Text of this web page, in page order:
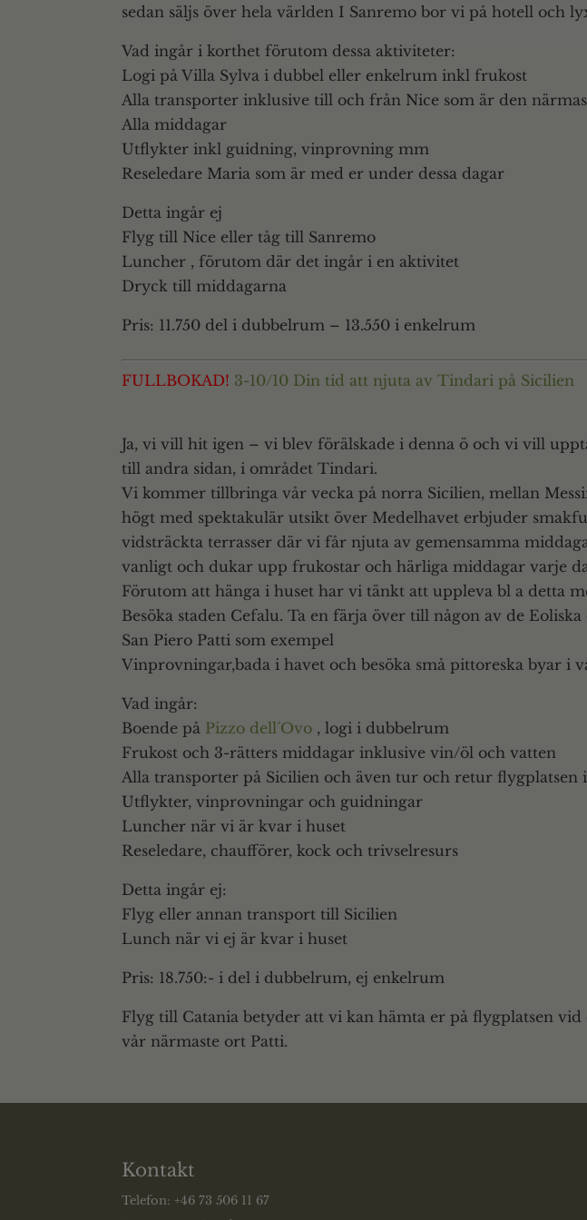
sedan säljs över hela världen I Sanremo bor vi på hotell och
Vad ingår i korthet förutom dessa aktiviteter:
Logi på Villa Sylva i dubbel eller enkelrum inkl frukost
Alla transporter inklusive till och från Nice som är den
Alla middagar
Utflykter inkl guidning, vinprovning mm
Reseledare Maria som är med er under dessa dagar
Detta ingår ej
Flyg till Nice eller tåg till Sanremo
Luncher , förutom där det ingår i en aktivitet
Dryck till middagarna
Pris: 11.750 del i dubbelrum – 13.550 i enkelrum
FULLBOKAD! 3-10/10 Din tid att njuta av Tindari på Sicilien
Ja, vi vill hit igen – vi blev förälskade i denna ö och vi vill
till andra sidan, i området Tindari.
Vi kommer tillbringa vår vecka på norra Sicilien, mellan
högt med spektakulär utsikt över Medelhavet erbjuder
vidsträckta terrasser där vi får njuta av gemensamma
vanligt och dukar upp frukostar och härliga middagar varje
Förutom att hänga i huset har vi tänkt att uppleva bl a detta
Besöka staden Cefalu. Ta en färja över till någon av de
San Piero Patti som exempel
Vinprovningar,bada i havet och besöka små pittoreska byar i
Vad ingår:
Boende på Pizzo dell´Ovo , logi i dubbelrum
Frukost och 3-rätters middagar inklusive vin/öl och vatten
Alla transporter på Sicilien och även tur och retur flygplatsen
Utflykter, vinprovningar och guidningar
Luncher när vi är kvar i huset
Reseledare, chaufförer, kock och trivselresurs
Detta ingår ej:
Flyg eller annan transport till Sicilien
Lunch när vi ej är kvar i huset
Pris: 18.750:- i del i dubbelrum, ej enkelrum
Flyg till Catania betyder att vi kan hämta er på flygplatsen
vår närmaste ort Patti.
Kontakt
Telefon: +46 73 506 11 67